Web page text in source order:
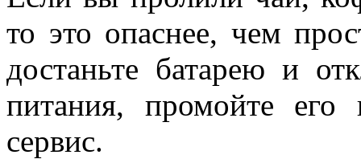
то это опаснее, чем
достаньте батарею и
питания, промойте
сервис.